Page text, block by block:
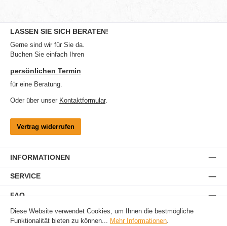
LASSEN SIE SICH BERATEN!
Gerne sind wir für Sie da.
Buchen Sie einfach Ihren
persönlichen Termin
für eine Beratung.
Oder über unser Kontaktformular.
Vertrag widerrufen
INFORMATIONEN
SERVICE
FAQ
Diese Website verwendet Cookies, um Ihnen die bestmögliche
Funktionalität bieten zu können... Mehr Informationen